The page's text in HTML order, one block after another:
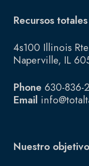
Recursos
4s100 Illinois
Naperville, IL
Phone 630-836-
Email
Nuestro objetivo